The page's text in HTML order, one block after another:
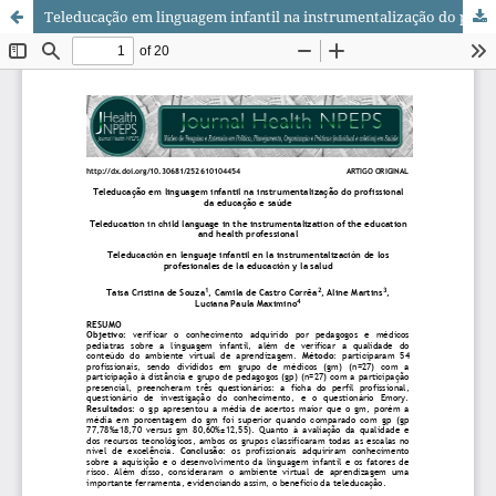
Teleducação em linguagem infantil na instrumentalização do profissional da educação e saúde/ Teleducation in child language in the instrumentalization of the education and health professional/ Teleducación en lenguaje infantil en la instrumentalización de los profesionales de la educación y la salud